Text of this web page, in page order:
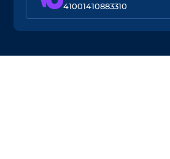
41001410883310